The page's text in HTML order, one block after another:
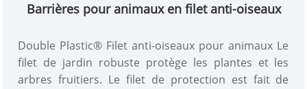
Barrières pour animaux en filet anti-oiseaux
Double Plastic® Filet anti-oiseaux pour animaux Le
filet de jardin robuste protège les plantes et les
arbres fruitiers. Le filet de protection est fait de